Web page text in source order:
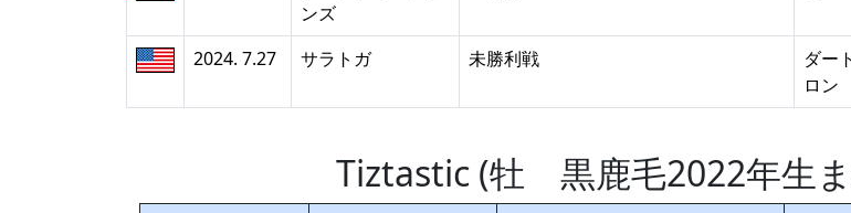
ンズ
2024. 7.27
サラトガ 未勝利戦
ダー
ロン
Tiztastic (牡 黒鹿毛2022年生